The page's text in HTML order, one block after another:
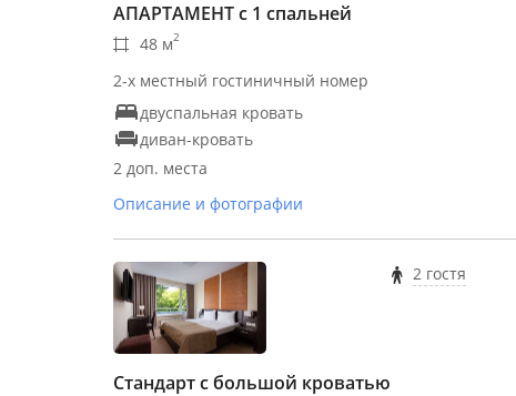
АПАРТАМЕНТ с 1 спальней
48 м2
2-х местный гостиничный номер
двуспальная кровать
диван-кровать
2 доп. места
Описание и фотографии
Стандарт с большой кроватью
2 гостя